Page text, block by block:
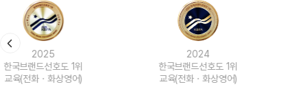
한국브랜드선호도 1위
교육(전화ㆍ화상영어)
한국브랜드선호도 1위
교육(전화ㆍ화상영어)